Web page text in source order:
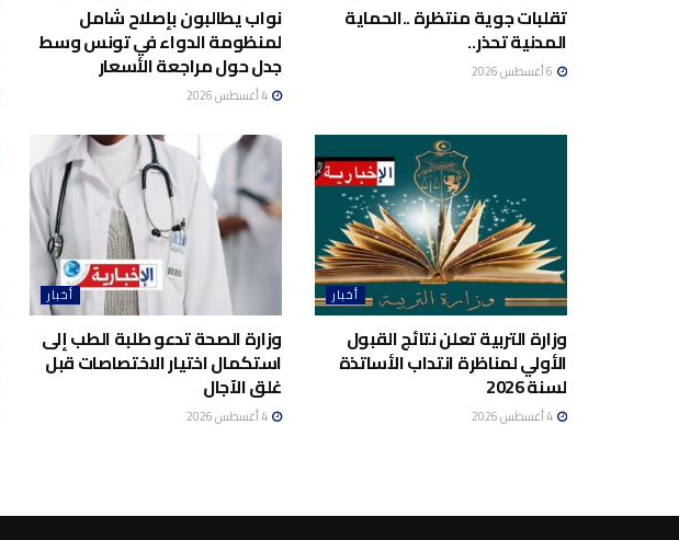
تقلبات جوية منتظرة ..الحماية
المدنية تحذر..
نواب يطالبون بإصلاح شامل
لمنظومة الدواء في تونس وسط
جدل حول مراجعة الأسعار
أخبار
وزارة التربية تعلن نتائج القبول
الأولي لمناظرة انتداب الأساتذة
لسنة 2026
أخبار
وزارة الصحة تدعو طلبة الطب إلى
استكمال اختيار الاختصاصات قبل
غلق الآجال